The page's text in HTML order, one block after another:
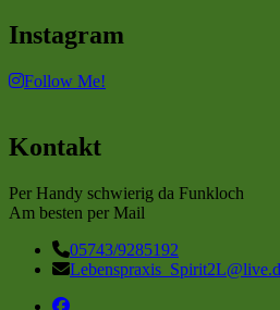
Instagram
Follow Me!
Kontakt
Per Handy schwierig da Funkloch
Am besten per Mail
05743/9285192